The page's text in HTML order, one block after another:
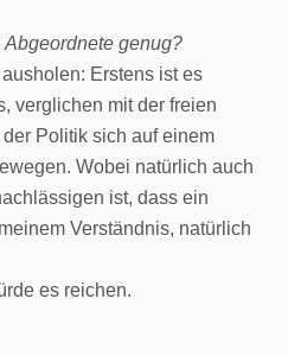
genug?
Erstens ist es
verglichen mit der freien
Politik sich auf einem
Wobei natürlich auch
ist, dass ein
Verständnis, natürlich
es reichen.